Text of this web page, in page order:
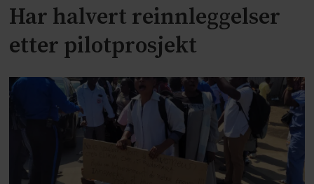
Har halvert reinnleggelser
etter pilotprosjekt